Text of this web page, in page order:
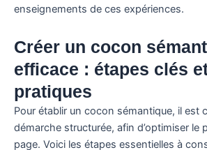
enseignements de ces expériences.
Créer un cocon
efficace : étapes clés
pratiques
Pour établir un cocon sémantique, il est
démarche structurée, afin d’optimiser le
page. Voici les étapes essentielles à